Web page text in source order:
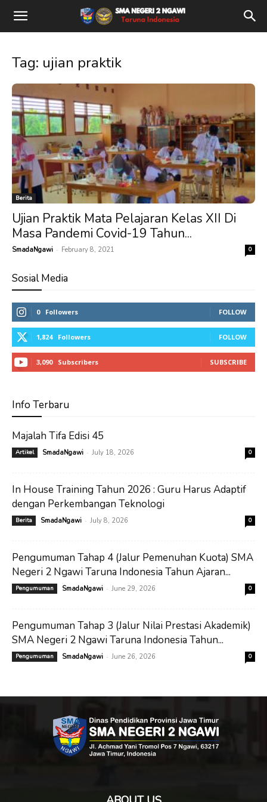
Tag: ujian praktik
Berita
Ujian Praktik Mata Pelajaran Kelas XII Di
Masa Pandemi Covid-19 Tahun...
SmadaNgawi - February 8, 2021 0
Sosial Media
0 Followers FOLLOW
1,824 Followers FOLLOW
3,090 Subscribers SUBSCRIBE
Info Terbaru
Majalah Tifa Edisi 45
Artikel SmadaNgawi - July 18, 2026 0
In House Training Tahun 2026 : Guru Harus Adaptif
dengan Perkembangan Teknologi
Berita SmadaNgawi - July 8, 2026 0
Pengumuman Tahap 4 (Jalur Pemenuhan Kuota) SMA
Negeri 2 Ngawi Taruna Indonesia Tahun Ajaran...
Pengumuman SmadaNgawi - June 29, 2026 0
Pengumuman Tahap 3 (Jalur Nilai Prestasi Akademik)
SMA Negeri 2 Ngawi Taruna Indonesia Tahun...
Pengumuman SmadaNgawi - June 26, 2026 0